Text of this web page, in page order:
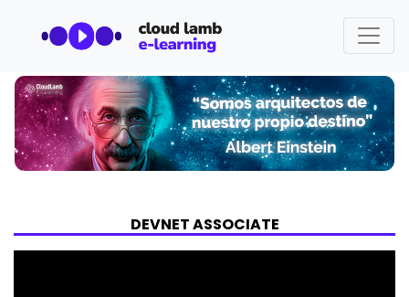
DEVNET ASSOCIATE